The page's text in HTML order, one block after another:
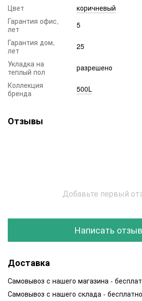
Цвет
коричневый
Гарантия офис,
лет
5
Гарантия дом,
лет
25
Укладка на
теплый пол
разрешено
Коллекция
бренда
500L
Отзывы
Добавьте первый
Написать отзыв
Доставка
Самовывоз с нашего магазина -
Самовывоз с нашего склада - бесплатно